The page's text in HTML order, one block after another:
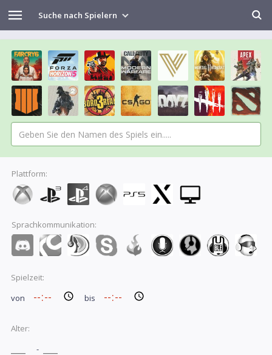
Suche nach Spielern
Plattform:
Sprachkommunikation:
Spielzeit:
von
bis
Alter:
-